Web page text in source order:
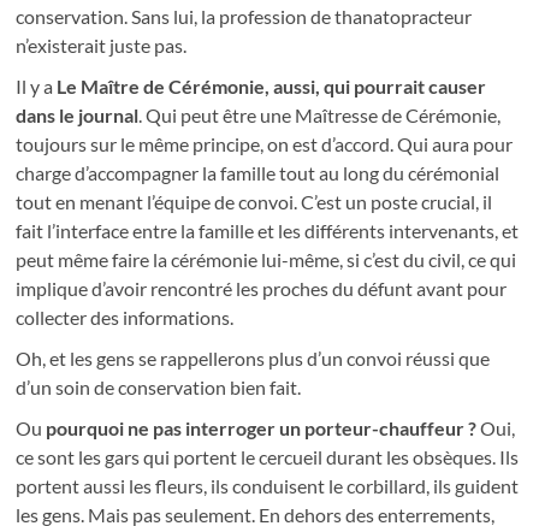
conservation. Sans lui, la profession de thanatopracteur
n’existerait juste pas.
Il y a Le Maître de Cérémonie, aussi, qui pourrait causer
dans le journal . Qui peut être une Maîtresse de Cérémonie,
toujours sur le même principe, on est d’accord. Qui aura pour
charge d’accompagner la famille tout au long du cérémonial
tout en menant l’équipe de convoi. C’est un poste crucial, il
fait l’interface entre la famille et les différents intervenants, et
peut même faire la cérémonie lui-même, si c’est du civil, ce qui
implique d’avoir rencontré les proches du défunt avant pour
collecter des informations.
Oh, et les gens se rappellerons plus d’un convoi réussi que
d’un soin de conservation bien fait.
Ou pourquoi ne pas interroger un porteur-chauffeur ?Oui,
ce sont les gars qui portent le cercueil durant les obsèques. Ils
portent aussi les fleurs, ils conduisent le corbillard, ils guident
les gens. Mais pas seulement. En dehors des enterrements,